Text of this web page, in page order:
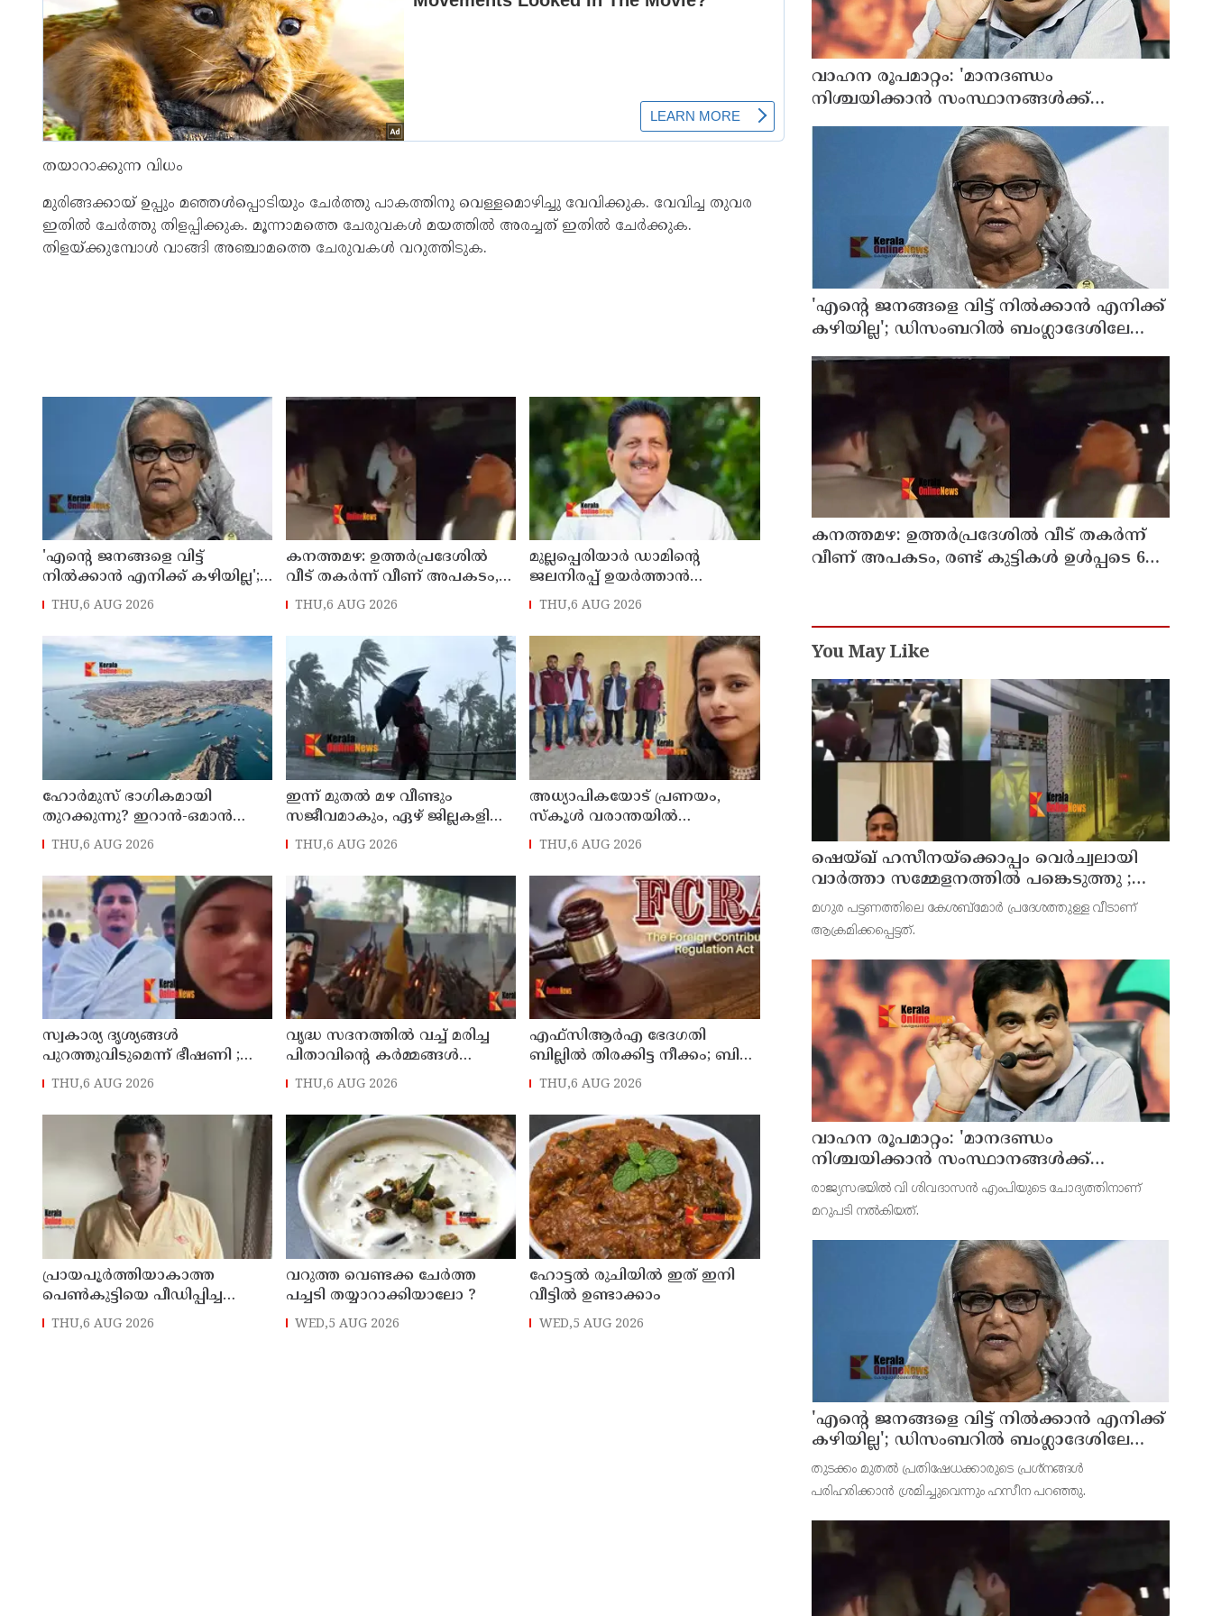
തയാറാക്കുന്ന വിധം
മുരിങ്ങക്കായ് ഉപ്പും മഞ്ഞൾപ്പൊടിയും ചേർത്തു പാകത്തിനു വെള്ളമൊഴിച്ചു വേവിക്കുക. വേവിച്ച തുവര
ഇതിൽ ചേർത്തു തിളപ്പിക്കുക. മൂന്നാമത്തെ ചേരുവകൾ മയത്തിൽ അരച്ചത് ഇതിൽ ചേർക്കുക.
തിളയ്ക്കുമ്പോൾ വാങ്ങി അഞ്ചാമത്തെ ചേരുവകൾ വറുത്തിടുക.
'എന്റെ ജനങ്ങളെ വിട്ട്
നില്‍ക്കാന്‍ എനിക്ക് കഴിയില്ല';
ഡിസംബറില്‍
ഷെയ്ഖ് ഹസീന
THU,6 AUG 2026
കനത്തമഴ: ഉത്തര്‍പ്രദേശില്‍
വീട് തകര്‍ന്ന് വീണ് അപകടം,
രണ്ട് കുട്ടികള്‍ ഉള്‍പ്പടെ 6
THU,6 AUG 2026
മുല്ലപ്പെരിയാര്‍ ഡാമിന്റെ
ജലനിരപ്പ് ഉയര്‍ത്താന്‍
അനുവദിക്കില്ല: മന്ത്രി മോന്‍സ്
THU,6 AUG 2026
ഹോര്‍മുസ് ഭാഗികമായി
തുറക്കുന്നു? ഇറാന്‍-ഒമാന്‍
ചര്‍ച്ച ധാരണയിലെത്തിയതായി
റിപ്പോര്‍ട്ട്
THU,6 AUG 2026
ഇന്ന് മുതല്‍ മഴ വീണ്ടും
സജീവമാകും, ഏഴ് ജില്ലകളില്‍
ഓറഞ്ച് അലര്‍ട്ട്, അഞ്ച്
താലൂക്കുകളില്‍ അവധി
THU,6 AUG 2026
അധ്യാപികയോട് പ്രണയം,
സ്‌കൂള്‍ വരാന്തയില്‍
29കാരിയെ കുത്തിക്കൊന്ന്
21കാരന്‍, 30 സെക്കന്റില്‍ 34
തവണ കുത്തിയെന്ന് പൊലീസ്
THU,6 AUG 2026
സ്വകാര്യ ദൃശ്യങ്ങള്‍
പുറത്തുവിടുമെന്ന് ഭീഷണി ;
ആണ്‍സുഹൃത്തിനെ വിഡിയോ
ജീവനൊടുക്കി
THU,6 AUG 2026
വൃദ്ധ സദനത്തില്‍ വച്ച് മരിച്ച
പിതാവിന്റെ കര്‍മ്മങ്ങള്‍
ചെയ്യാന്‍ പോലും
ചടങ്ങുകള്‍ വീഡിയോ
കോളിലൂടെ ലൈവായി കണ്ടു !
THU,6 AUG 2026
എഫ്‌സിആര്‍എ ഭേദഗതി
ബില്ലില്‍ തിരക്കിട്ട നീക്കം; ബില്‍
നാളെയോ മറ്റന്നാളോ
THU,6 AUG 2026
പ്രായപൂര്‍ത്തിയാകാത്ത
പെണ്‍കുട്ടിയെ പീഡിപ്പിച്ച
പ്രതിക്ക് ആറ് വര്‍ഷം
കഠിനതടവും 60,000 രൂപ
THU,6 AUG 2026
‌വറുത്ത വെണ്ടക്ക ചേർത്ത
പച്ചടി തയ്യാറാക്കിയാലോ ?
WED,5 AUG 2026
ഹോട്ടൽ രുചിയിൽ ഇത് ഇനി
വീട്ടിൽ ഉണ്ടാക്കാം
WED,5 AUG 2026
വാഹന രൂപമാറ്റം: 'മാനദണ്ഡം
നിശ്ചയിക്കാന്‍ സംസ്ഥാനങ്ങള്‍ക്ക്
അധികാരമില്ല', കര്‍ശന വ്യവസ്ഥകളുണ്ടെന്ന്
'എന്റെ ജനങ്ങളെ വിട്ട് നില്‍ക്കാന്‍ എനിക്ക്
കഴിയില്ല'; ഡിസംബറില്‍ ബംഗ്ലാദേശിലേക്ക്
മടങ്ങുമെന്ന് ഷെയ്ഖ് ഹസീന
കനത്തമഴ: ഉത്തര്‍പ്രദേശില്‍ വീട് തകര്‍ന്ന്
വീണ് അപകടം, രണ്ട് കുട്ടികള്‍ ഉള്‍പ്പടെ 6
You May Like
ഷെയ്ഖ് ഹസീനയ്ക്കൊപ്പം വെര്‍ച്വലായി
വാര്‍ത്താ സമ്മേളനത്തില്‍ പങ്കെടുത്തു ;
ബംഗ്ലാദേശ് ക്രിക്കറ്റ് ടീം മുന്‍ ക്യാപ്റ്റനും
അവാമി ലീഗ് എംപിയുമായിരുന്ന ഷാക്കിബ്
അല്‍ ഹസന്റെ വീടിന് നേരെ പെട്രോള്‍
ബോംബേറ്
മഗുര പട്ടണത്തിലെ കേശബ്മോര്‍ പ്രദേശത്തുള്ള വീടാണ്
ആക്രമിക്കപ്പെട്ടത്.
വാഹന രൂപമാറ്റം: 'മാനദണ്ഡം
നിശ്ചയിക്കാന്‍ സംസ്ഥാനങ്ങള്‍ക്ക്
അധികാരമില്ല', കര്‍ശന വ്യവസ്ഥകളുണ്ടെന്ന്
നിതിന്‍ ഗഡ്കരി
രാജ്യസഭയില്‍ വി ശിവദാസന്‍ എംപിയുടെ ചോദ്യത്തിനാണ്
മറുപടി നല്‍കിയത്.
'എന്റെ ജനങ്ങളെ വിട്ട് നില്‍ക്കാന്‍ എനിക്ക്
കഴിയില്ല'; ഡിസംബറില്‍ ബംഗ്ലാദേശിലേക്ക്
മടങ്ങുമെന്ന് ഷെയ്ഖ് ഹസീന
തുടക്കം മുതല്‍ പ്രതിഷേധക്കാരുടെ പ്രശ്നങ്ങള്‍
പരിഹരിക്കാന്‍ ശ്രമിച്ചുവെന്നും ഹസീന പറഞ്ഞു.